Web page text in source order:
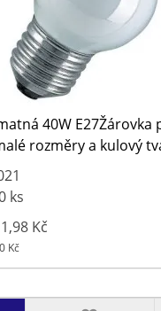
40W
rozměry a kulový
ks
Kč
Kč